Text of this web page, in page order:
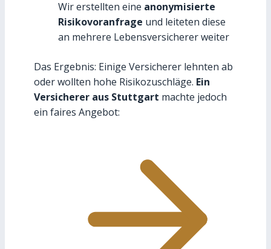
Wir erstellten eine anonymisierte
Risikovoranfrage und leiteten diese
an mehrere Lebensversicherer weiter
Das Ergebnis: Einige Versicherer lehnten ab
oder wollten hohe Risikozuschläge. Ein
Versicherer aus Stuttgart machte jedoch
ein faires Angebot: